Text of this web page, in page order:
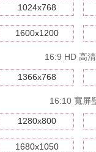
1024x768
1600x1200
16:9 HD 高
1366x768
16:10 寬屏
1280x800
1680x1050